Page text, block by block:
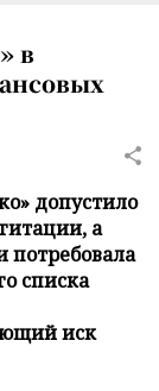
в
допустило
а
потребовала
списка
иск